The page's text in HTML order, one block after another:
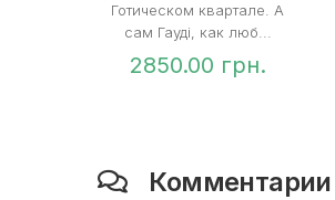
Готическом квартале. А
сам Гауді, как люб...
2850.00 грн.
Комментарии